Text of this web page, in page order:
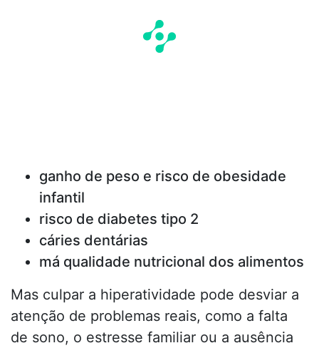
ganho de peso e risco de obesidade
infantil
risco de diabetes tipo 2
cáries dentárias
má qualidade nutricional dos alimentos
Mas culpar a hiperatividade pode desviar a
atenção de problemas reais, como a falta
de sono, o estresse familiar ou a ausência